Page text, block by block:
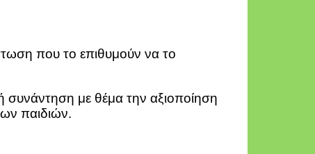
που το επιθυμούν να το
συνάντηση με θέμα την αξιοποίηση
παιδιών.